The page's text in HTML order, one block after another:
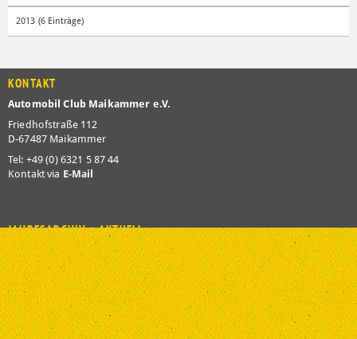
2016 (3 Einträge)
2014 (38 Einträge)
2013 (6 Einträge)
KONTAKT
Tel: +49 (0) 6321 5 87 44
Kontakt viaE-Mail
JAHRESARCHIV > AKTUELL
2026